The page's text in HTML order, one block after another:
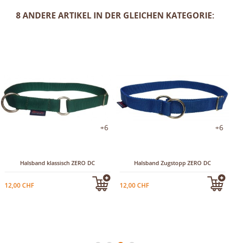
8 ANDERE ARTIKEL IN DER GLEICHEN KATEGORIE:
+6
Halsband klassisch ZERO DC
12,00 CHF
+6
Halsband Zugstopp ZERO DC
12,00 CHF